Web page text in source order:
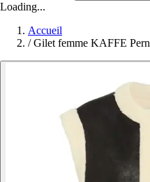
Loading...
Accueil
/ Gilet femme KAFFE